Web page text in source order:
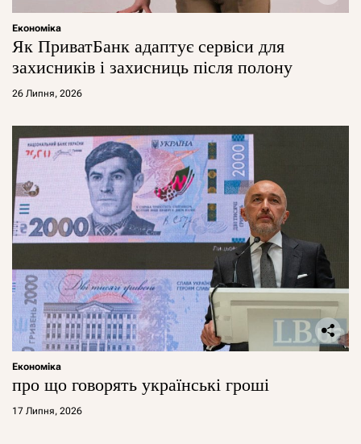
Економіка
Як ПриватБанк адаптує сервіси для
захисників і захисниць після полону
26 Липня, 2026
Економіка
про що говорять українські гроші
17 Липня, 2026